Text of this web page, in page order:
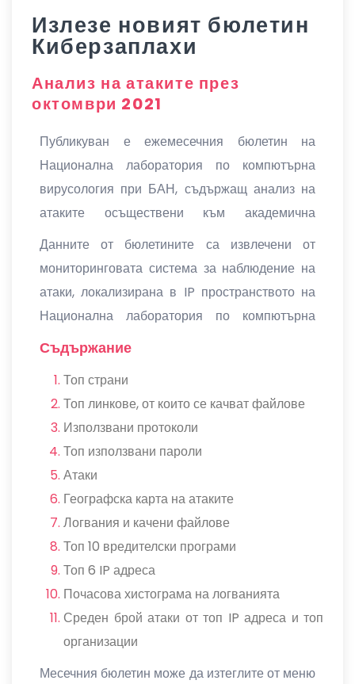
Излезе новият бюлетин
Киберзаплахи
Анализ на атаките през
октомври 2021
Публикуван е ежемесечния бюлетин на
Национална лаборатория по компютърна
вирусология при БАН, съдържащ анализ на
атаките осъществени към академична
структура през октомври 2021 г.
Данните от бюлетините са извлечени от
мониторинговата система за наблюдение на
атаки, локализирана в IP пространството на
Национална лаборатория по компютърна
вирусология на БАН.
Съдържание
Топ страни
Топ линкове, от които се качват файлове
Използвани протоколи
Топ използвани пароли
Атаки
Географска карта на атаките
Логвания и качени файлове
Топ 10 вредителски програми
Топ 6 IP адреса
Почасова хистограма на логванията
Среден брой атаки от топ IP адреса и топ
организации
Месечния бюлетин може да изтеглите от меню